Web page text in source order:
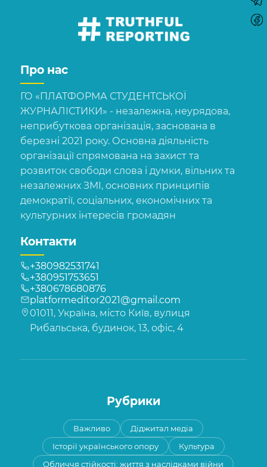
Про нас
ГО «ПЛАТФОРМА СТУДЕНТСЬКОЇ
ЖУРНАЛІСТИКИ» - незалежна, неурядова,
неприбуткова організація, заснована в
березні 2021 року. Основна діяльність
організації спрямована на захист та
розвиток свободи слова і думки, вільних та
незалежних ЗМІ, основних принципів
демократії, соціальних, економічних та
культурних інтересів громадян
Контакти
+380982531741
+380951753651
+380678680876
platformeditor2021@gmail.com
01011, Україна, місто Київ, вулиця
Рибальська, будинок, 13, офіс, 4
Рубрики
Важливо
Діджитал медіа
Історії українського опору
Культура
Обличчя стійкості: життя з наслідками війни